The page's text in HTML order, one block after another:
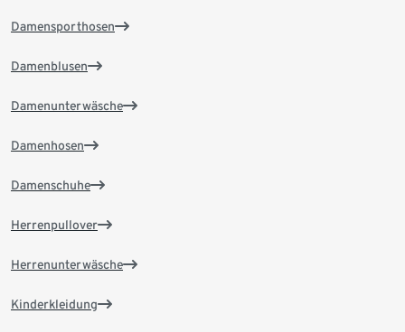
Damensporthosen
Damenblusen
Damenunterwäsche
Damenhosen
Damenschuhe
Herrenpullover
Herrenunterwäsche
Kinderkleidung